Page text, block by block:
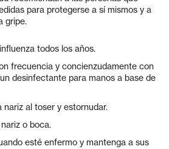
para protegerse a sí mismos y a
gripe.
todos los años.
frecuencia y concienzudamente con
desinfectante para manos a base de
nariz al toser y estornudar.
o boca.
esté enfermo y mantenga a sus